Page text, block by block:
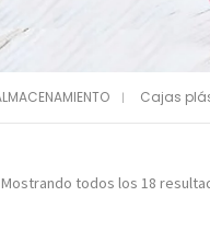
Cajas
Mostrando todos los 18